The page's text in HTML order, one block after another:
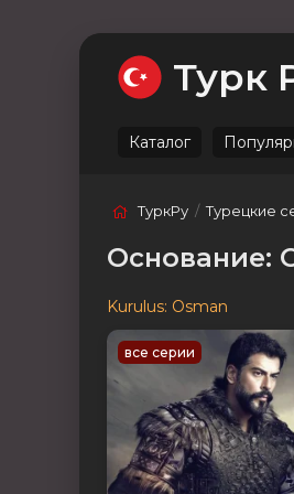
Турк
Каталог
ТуркРу /Турецкие
Основание:
Kurulus: Osman
все серии
Ожидаемые Лучшие